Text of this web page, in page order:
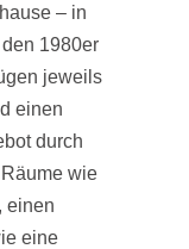
– in
1980er
jeweils
einen
durch
wie
einen
eine